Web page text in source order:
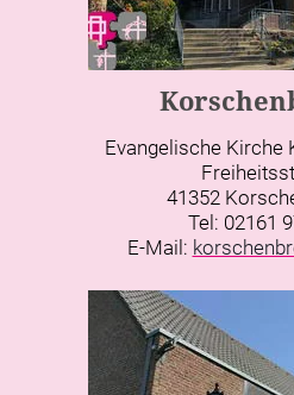
Evangelische Kirche
41352
Tel: 02161
E-Mail: